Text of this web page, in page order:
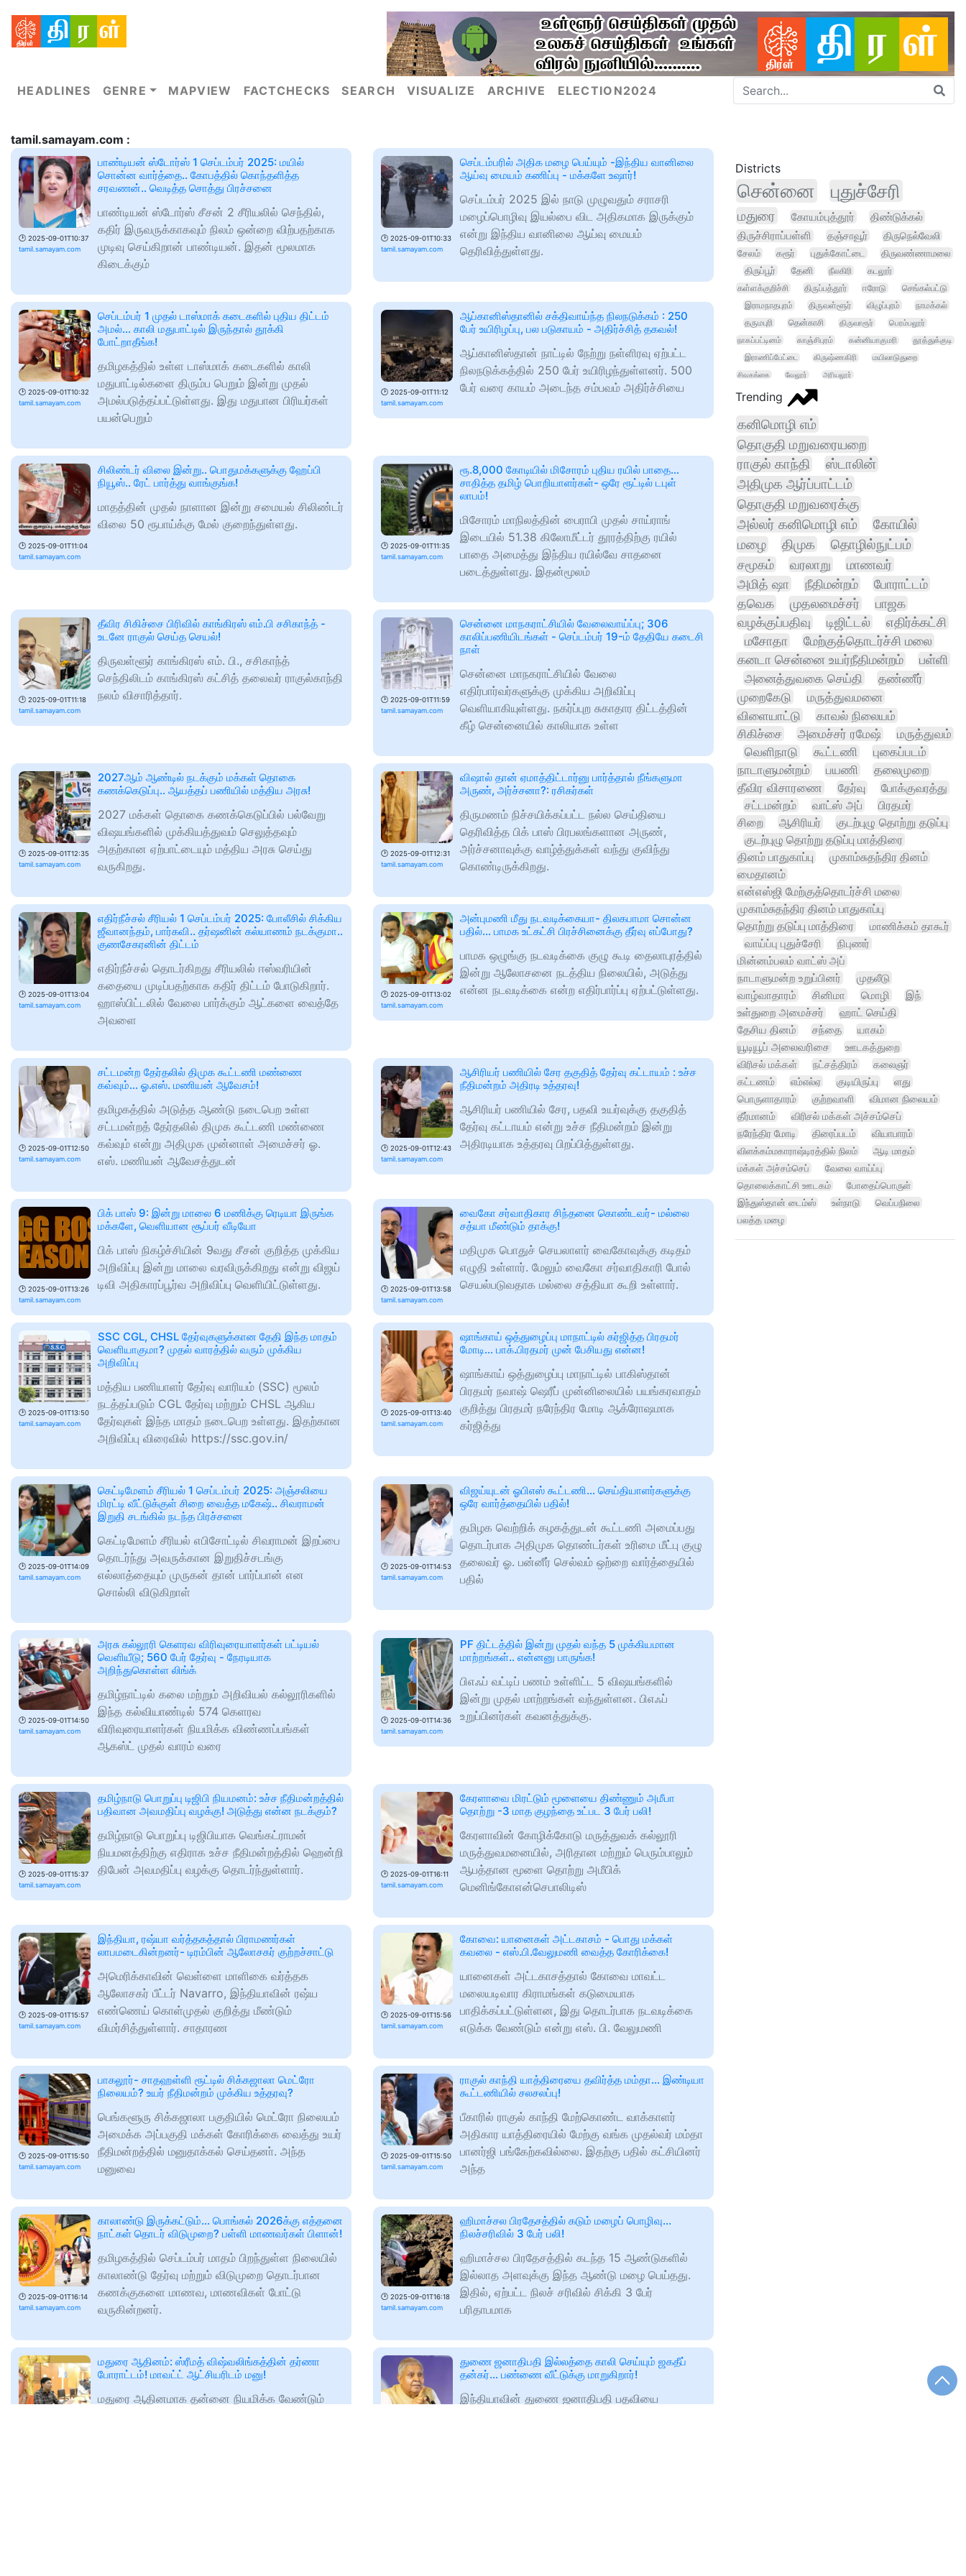
HEADLINES GENRE MAPVIEW FACTCHECKS SEARCH VISUALIZE ARCHIVE ELECTION2024
tamil.samayam.com :
🕑 2025-09-01T10:37
tamil.samayam.com
பாண்டியன் ஸ்டோர்ஸ் 1 செப்டம்பர் 2025: மயில்
சொன்ன வார்த்தை.. கோபத்தில் கொந்தளித்த
சரவணன்.. வெடித்த சொத்து பிரச்சனை
பாண்டியன் ஸ்டோர்ஸ் சீசன் 2 சீரியலில் செந்தில்,
கதிர் இருவருக்காகவும் நிலம் ஒன்றை விற்பதற்காக
முடிவு செய்கிறான் பாண்டியன். இதன் மூலமாக
கிடைக்கும்
🕑 2025-09-01T10:33
tamil.samayam.com
செப்டம்பரில் அதிக மழை பெய்யும் -இந்திய வானிலை
ஆய்வு மையம் கணிப்பு - மக்களே உஷார்!
செப்டம்பர் 2025 இல் நாடு முழுவதும் சராசரி
மழைப்பொழிவு இயல்பை விட அதிகமாக இருக்கும்
என்று இந்திய வானிலை ஆய்வு மையம்
தெரிவித்துள்ளது.
🕑 2025-09-01T10:32
tamil.samayam.com
செப்டம்பர் 1 முதல் டாஸ்மாக் கடைகளில் புதிய திட்டம்
அமல்… காலி மதுபாட்டில் இருந்தால் தூக்கி
போட்றாதீங்க!
தமிழகத்தில் உள்ள டாஸ்மாக் கடைகளில் காலி
மதுபாட்டில்களை திரும்ப பெறும் இன்று முதல்
அமல்படுத்தப்பட்டுள்ளது. இது மதுபான பிரியர்கள்
பயன்பெறும்
🕑 2025-09-01T11:12
tamil.samayam.com
ஆப்கானிஸ்தானில் சக்திவாய்ந்த நிலநடுக்கம் : 250
பேர் உயிரிழப்பு, பல படுகாயம் - அதிர்ச்சித் தகவல்!
ஆப்கானிஸ்தான் நாட்டில் நேற்று நள்ளிரவு ஏற்பட்ட
நிலநடுக்கத்தில் 250 பேர் உயிரிழந்துள்ளனர். 500
பேர் வரை காயம் அடைந்த சம்பவம் அதிர்ச்சியை
🕑 2025-09-01T11:04
tamil.samayam.com
சிலிண்டர் விலை இன்று.. பொதுமக்களுக்கு ஹேப்பி
நியூஸ்.. ரேட் பார்த்து வாங்குங்க!
மாதத்தின் முதல் நாளான இன்று சமையல் சிலிண்டர்
விலை 50 ரூபாய்க்கு மேல் குறைந்துள்ளது.
🕑 2025-09-01T11:35
tamil.samayam.com
ரூ.8,000 கோடியில் மிசோரம் புதிய ரயில் பாதை…
சாதித்த தமிழ் பொறியாளர்கள்- ஒரே ரூட்டில் டபுள்
லாபம்!
மிசோரம் மாநிலத்தின் பைராபி முதல் சாய்ராங்
இடையில் 51.38 கிலோமீட்டர் தூரத்திற்கு ரயில்
பாதை அமைத்து இந்திய ரயில்வே சாதனை
படைத்துள்ளது. இதன்மூலம்
🕑 2025-09-01T11:18
tamil.samayam.com
தீவிர சிகிச்சை பிரிவில் காங்கிரஸ் எம்.பி சசிகாந்த் -
உடனே ராகுல் செய்த செயல்!
திருவள்ளூர் காங்கிரஸ் எம். பி., சசிகாந்த்
செந்திலிடம் காங்கிரஸ் கட்சித் தலைவர் ராகுல்காந்தி
நலம் விசாரித்தார்.
🕑 2025-09-01T11:59
tamil.samayam.com
சென்னை மாநகராட்சியில் வேலைவாய்ப்பு; 306
காலிப்பணியிடங்கள் - செப்டம்பர் 19-ம் தேதியே கடைசி
நாள்
சென்னை மாநகராட்சியில் வேலை
எதிர்பார்வர்களுக்கு முக்கிய அறிவிப்பு
வெளியாகியுள்ளது. நகர்ப்புற சுகாதார திட்டத்தின்
கீழ் சென்னையில் காலியாக உள்ள
🕑 2025-09-01T12:35
tamil.samayam.com
2027ஆம் ஆண்டில் நடக்கும் மக்கள் தொகை
கணக்கெடுப்பு.. ஆயத்தப் பணியில் மத்திய அரசு!
2027 மக்கள் தொகை கணக்கெடுப்பில் பல்வேறு
விஷயங்களில் முக்கியத்துவம் செலுத்தவும்
அதற்கான ஏற்பாட்டையும் மத்திய அரசு செய்து
வருகிறது.
🕑 2025-09-01T12:31
tamil.samayam.com
விஷால் தான் ஏமாத்திட்டார்னு பார்த்தால் நீங்களுமா
அருண், அர்ச்சனா?: ரசிகர்கள்
திருமணம் நிச்சயிக்கப்பட்ட நல்ல செய்தியை
தெரிவித்த பிக் பாஸ் பிரபலங்களான அருண்,
அர்ச்சனாவுக்கு வாழ்த்துக்கள் வந்து குவிந்து
கொண்டிருக்கிறது.
🕑 2025-09-01T13:04
tamil.samayam.com
எதிர்நீச்சல் சீரியல் 1 செப்டம்பர் 2025: போலீசில் சிக்கிய
ஜீவானந்தம், பார்கவி.. தர்ஷனின் கல்யாணம் நடக்குமா..
குணசேகரனின் திட்டம்
எதிர்நீச்சல் தொடர்கிறது சீரியலில் ஈஸ்வரியின்
கதையை முடிப்பதற்காக கதிர் திட்டம் போடுகிறார்.
ஹாஸ்பிட்டலில் வேலை பார்க்கும் ஆட்களை வைத்தே
அவளை
🕑 2025-09-01T13:02
tamil.samayam.com
அன்புமணி மீது நடவடிக்கையா- திலகபாமா சொன்ன
பதில்… பாமக உட்கட்சி பிரச்சினைக்கு தீர்வு எப்போது?
பாமக ஒழுங்கு நடவடிக்கை குழு கூடி தைலாபுரத்தில்
இன்று ஆலோசனை நடத்திய நிலையில், அடுத்து
என்ன நடவடிக்கை என்ற எதிர்பார்ப்பு ஏற்பட்டுள்ளது.
🕑 2025-09-01T12:50
tamil.samayam.com
சட்டமன்ற தேர்தலில் திமுக கூட்டணி மண்ணை
கவ்வும்... ஓ.எஸ். மணியன் ஆவேசம்!
தமிழகத்தில் அடுத்த ஆண்டு நடைபெற உள்ள
சட்டமன்றத் தேர்தலில் திமுக கூட்டணி மண்ணை
கவ்வும் என்று அதிமுக முன்னாள் அமைச்சர் ஓ.
எஸ். மணியன் ஆவேசத்துடன்
🕑 2025-09-01T12:43
tamil.samayam.com
ஆசிரியர் பணியில் சேர தகுதித் தேர்வு கட்டாயம் : உச்ச
நீதிமன்றம் அதிரடி உத்தரவு!
ஆசிரியர் பணியில் சேர, பதவி உயர்வுக்கு தகுதித்
தேர்வு கட்டாயம் என்று உச்ச நீதிமன்றம் இன்று
அதிரடியாக உத்தரவு பிறப்பித்துள்ளது.
🕑 2025-09-01T13:26
tamil.samayam.com
பிக் பாஸ் 9: இன்று மாலை 6 மணிக்கு ரெடியா இருங்க
மக்களே, வெளியான சூப்பர் வீடியோ
பிக் பாஸ் நிகழ்ச்சியின் 9வது சீசன் குறித்த முக்கிய
அறிவிப்பு இன்று மாலை வரவிருக்கிறது என்று விஜய்
டிவி அதிகாரப்பூர்வ அறிவிப்பு வெளியிட்டுள்ளது.
🕑 2025-09-01T13:58
tamil.samayam.com
வைகோ சர்வாதிகார சிந்தனை கொண்டவர்- மல்லை
சத்யா மீண்டும் தாக்கு!
மதிமுக பொதுச் செயலாளர் வைகோவுக்கு கடிதம்
எழுதி உள்ளார். மேலும் வைகோ சர்வாதிகாரி போல்
செயல்படுவதாக மல்லை சத்தியா கூறி உள்ளார்.
🕑 2025-09-01T13:50
tamil.samayam.com
SSC CGL, CHSL தேர்வுகளுக்கான தேதி இந்த மாதம்
வெளியாகுமா? முதல் வாரத்தில் வரும் முக்கிய
அறிவிப்பு
மத்திய பணியாளர் தேர்வு வாரியம் (SSC) மூலம்
நடத்தப்படும் CGL தேர்வு மற்றும் CHSL ஆகிய
தேர்வுகள் இந்த மாதம் நடைபெற உள்ளது. இதற்கான
அறிவிப்பு விரைவில் https://ssc.gov.in/
🕑 2025-09-01T13:40
tamil.samayam.com
ஷாங்காய் ஒத்துழைப்பு மாநாட்டில் கர்ஜித்த பிரதமர்
மோடி... பாக்.பிரதமர் முன் பேசியது என்ன!
ஷாங்காய் ஒத்துழைப்பு மாநாட்டில் பாகிஸ்தான்
பிரதமர் நவாஷ் ஷெரீப் முன்னிலையில் பயங்கரவாதம்
குறித்து பிரதமர் நரேந்திர மோடி ஆக்ரோஷமாக
கர்ஜித்து
🕑 2025-09-01T14:09
tamil.samayam.com
கெட்டிமேளம் சீரியல் 1 செப்டம்பர் 2025: அஞ்சலியை
மிரட்டி வீட்டுக்குள் சிறை வைத்த மகேஷ்.. சிவராமன்
இறுதி சடங்கில் நடந்த பிரச்சனை
கெட்டிமேளம் சீரியல் எபிசோட்டில் சிவராமன் இறப்பை
தொடர்ந்து அவருக்கான இறுதிச்சடங்கு
எல்லாத்தையும் முருகன் தான் பார்ப்பான் என
சொல்லி விடுகிறாள்
🕑 2025-09-01T14:53
tamil.samayam.com
விஜய்யுடன் ஓபிஎஸ் கூட்டணி... செய்தியாளர்களுக்கு
ஒரே வார்த்தையில் பதில்!
தமிழக வெற்றிக் கழகத்துடன் கூட்டணி அமைப்பது
தொடர்பாக அதிமுக தொண்டர்கள் உரிமை மீட்பு குழு
தலைவர் ஓ. பன்னீர் செல்வம் ஒற்றை வார்த்தையில்
பதில்
🕑 2025-09-01T14:50
tamil.samayam.com
அரசு கல்லூரி கெளரவ விரிவுரையாளர்கள் பட்டியல்
வெளியீடு; 560 பேர் தேர்வு - நேரடியாக
அறிந்துகொள்ள லிங்க்
தமிழ்நாட்டில் கலை மற்றும் அறிவியல் கல்லூரிகளில்
இந்த கல்வியாண்டில் 574 கெளரவ
விரிவுரையாளர்கள் நியமிக்க விண்ணப்பங்கள்
ஆகஸ்ட் முதல் வாரம் வரை
🕑 2025-09-01T14:36
tamil.samayam.com
PF திட்டத்தில் இன்று முதல் வந்த 5 முக்கியமான
மாற்றங்கள்.. என்னனு பாருங்க!
பிஎஃப் வட்டிப் பணம் உள்ளிட்ட 5 விஷயங்களில்
இன்று முதல் மாற்றங்கள் வந்துள்ளன. பிஎஃப்
உறுப்பினர்கள் கவனத்துக்கு.
🕑 2025-09-01T15:37
tamil.samayam.com
தமிழ்நாடு பொறுப்பு டிஜிபி நியமனம்: உச்ச நீதிமன்றத்தில்
பதிவான அவமதிப்பு வழக்கு! அடுத்து என்ன நடக்கும்?
தமிழ்நாடு பொறுப்பு டிஜிபியாக வெங்கட்ராமன்
நியமனத்திற்கு எதிராக உச்ச நீதிமன்றத்தில் ஹென்றி
திபேன் அவமதிப்பு வழக்கு தொடர்ந்துள்ளார்.
🕑 2025-09-01T16:11
tamil.samayam.com
கேரளாவை மிரட்டும் மூளையை திண்ணும் அமீபா
தொற்று -3 மாத குழந்தை உட்பட 3 பேர் பலி!
கேரளாவின் கோழிக்கோடு மருத்துவக் கல்லூரி
மருத்துவமனையில், அரிதான மற்றும் பெரும்பாலும்
ஆபத்தான மூளை தொற்று அமீபிக்
மெனிங்கோஎன்செபாலிடிஸ்
🕑 2025-09-01T15:57
tamil.samayam.com
இந்தியா, ரஷ்யா வர்த்தகத்தால் பிராமணர்கள்
லாபமடைகின்றனர்- டிரம்பின் ஆலோசகர் குற்றச்சாட்டு
அமெரிக்காவின் வெள்ளை மாளிகை வர்த்தக
ஆலோசகர் பீட்டர் Navarro, இந்தியாவின் ரஷ்ய
எண்ணெய் கொள்முதல் குறித்து மீண்டும்
விமர்சித்துள்ளார். சாதாரண
🕑 2025-09-01T15:56
tamil.samayam.com
கோவை: யானைகள் அட்டகாசம் - பொது மக்கள்
கவலை - எஸ்.பி.வேலுமணி வைத்த கோரிக்கை!
யானைகள் அட்டகாசத்தால் கோவை மாவட்ட
மலையடிவார கிராமங்கள் கடுமையாக
பாதிக்கப்பட்டுள்ளன, இது தொடர்பாக நடவடிக்கை
எடுக்க வேண்டும் என்று எஸ். பி. வேலுமணி
🕑 2025-09-01T15:50
tamil.samayam.com
பாகலூர்- சாதஹள்ளி ரூட்டில் சிக்கஜாலா மெட்ரோ
நிலையம்? உயர் நீதிமன்றம் முக்கிய உத்தரவு?
பெங்களூரு சிக்கஜாலா பகுதியில் மெட்ரோ நிலையம்
அமைக்க அப்பகுதி மக்கள் கோரிக்கை வைத்து உயர்
நீதிமன்றத்தில் மனுதாக்கல் செய்தனா். அந்த
மனுவை
🕑 2025-09-01T15:50
tamil.samayam.com
ராகுல் காந்தி யாத்திரையை தவிர்த்த மம்தா... இண்டியா
கூட்டணியில் சலசலப்பு!
பீகாரில் ராகுல் காந்தி மேற்கொண்ட வாக்காளர்
அதிகார யாத்திரையில் மேற்கு வங்க முதல்வர் மம்தா
பானர்ஜி பங்கேற்கவில்லை. இதற்கு பதில் கட்சியினர்
அந்த
🕑 2025-09-01T16:14
tamil.samayam.com
காலாண்டு இருக்கட்டும்… பொங்கல் 2026க்கு எத்தனை
நாட்கள் தொடர் விடுமுறை? பள்ளி மாணவர்கள் பிளான்!
தமிழகத்தில் செப்டம்பர் மாதம் பிறந்துள்ள நிலையில்
காலாண்டு தேர்வு மற்றும் விடுமுறை தொடர்பான
கணக்குகளை மாணவ, மாணவிகள் போட்டு
வருகின்றனர்.
🕑 2025-09-01T16:18
tamil.samayam.com
ஹிமாச்சல பிரதேசத்தில் கடும் மழைப் பொழிவு...
நிலச்சரிவில் 3 பேர் பலி!
ஹிமாச்சல பிரதேசத்தில் கடந்த 15 ஆண்டுகளில்
இல்லாத அளவுக்கு இந்த ஆண்டு மழை பெய்தது.
இதில், ஏற்பட்ட நிலச் சரிவில் சிக்கி 3 பேர்
பரிதாபமாக
மதுரை ஆதினம்: ஸ்ரீமத் விஷ்வலிங்கத்தின் தர்ணா
போராட்டம்! மாவட்ட் ஆட்சியரிடம் மனு!
மதுரை ஆதினமாக தன்னை நியமிக்க வேண்டும்
துணை ஜனாதிபதி இல்லத்தை காலி செய்யும் ஜகதீப்
தன்கர்... பண்ணை வீட்டுக்கு மாறுகிறார்!
இந்தியாவின் துணை ஜனாதிபதி பதவியை
Districts
சென்னை புதுச்சேரி
மதுரை கோயம்புத்தூர் திண்டுக்கல்
திருச்சிராப்பள்ளி தஞ்சாவூர்
திருநெல்வேலி
சேலம்
கரூர் புதுக்கோட்டை
திருவண்ணாமலை
திருப்பூர்
தேனி நீலகிரி
கடலூர்
கள்ளக்குறிச்சி
திருப்பத்தூர் ஈரோடு
செங்கல்பட்டு
இராமநாதபுரம்
திருவள்ளூர் விழுப்புரம் நாமக்கல்
தருமபுரி தென்காசி திருவாரூர்
பெரம்பலூர்
நாகப்பட்டினம்
காஞ்சிபுரம் கன்னியாகுமரி
தூத்துக்குடி
இராணிப்பேட்டை
கிருஷ்ணகிரி மயிலாடுதுறை
சிவகங்கை வேலூர் அரியலூர்
Trending
கனிமொழி எம்
தொகுதி மறுவரையறை
ராகுல் காந்தி
ஸ்டாலின்
அதிமுக ஆர்ப்பாட்டம்
தொகுதி மறுவரைக்கு
அல்லர் கனிமொழி எம்
கோயில்
மழை
திமுக
தொழில்நுட்பம்
சமூகம்
வரலாறு
மாணவர்
அமித் ஷா
நீதிமன்றம்
போராட்டம்
தவெக
முதலமைச்சர்
பாஜக
வழக்குப்பதிவு
டிஜிட்டல்
எதிர்க்கட்சி
மசோதா
மேற்குத்தொடர்ச்சி மலை
கனடா சென்னை உயர்நீதிமன்றம்
பள்ளி
அனைத்துவகை செய்தி
தண்ணீர்
முறைகேடு
மருத்துவமனை
விளையாட்டு
காவல் நிலையம்
சிகிச்சை
அமைச்சர் ரமேஷ்
மருத்துவம்
வெளிநாடு
கூட்டணி
புகைப்படம்
நாடாளுமன்றம்
பயணி
தலைமுறை
தீவிர விசாரணை
தேர்வு
போக்குவரத்து
சட்டமன்றம்
வாட்ஸ் அப்
பிரதமர்
சிறை
ஆசிரியர் குடற்புழு தொற்று தடுப்பு
குடற்புழு தொற்று தடுப்பு மாத்திரை
தினம் பாதுகாப்பு
முகாம்சுதந்திர தினம்
மைதானம்
என்எஸ்ஜி மேற்குத்தொடர்ச்சி மலை
முகாம்சுதந்திர தினம் பாதுகாப்பு
தொற்று தடுப்பு மாத்திரை
மாணிக்கம் தாகூர்
வாய்ப்பு புதுச்சேரி
நிபுணர்
மின்னம்பலம் வாட்ஸ் அப்
நாடாளுமன்ற உறுப்பினர்
முதலீடு
வாழ்வாதாரம்
சினிமா மொழி
இந்
உள்துறை அமைச்சர்
ஹாட் செய்தி
தேசிய தினம்
சந்தை
யாகம்
யூடியூப் அலைவரிசை
ஊடகத்துறை
விரிசல் மக்கள்
நட்சத்திரம்
கலைஞர்
கட்டணம்
எம்எல்ஏ குடியிருப்பு
ளது
பொருளாதாரம்
குற்றவாளி
விமான நிலையம்
தீர்மானம்
விரிசல் மக்கள் அச்சம்செப்
நரேந்திர மோடி
திரைப்படம்
வியாபாரம்
விளக்கம்மகாராஷ்டிரத்தில் நிலம்
ஆடி மாதம்
மக்கள் அச்சம்செப்
வேலை வாய்ப்பு
தொலைக்காட்சி ஊடகம்
போதைப்பொருள்
இந்துஸ்தான் டைம்ஸ்
உள்நாடு வெப்பநிலை
பலத்த மழை